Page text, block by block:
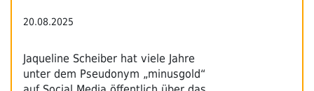
20.08.2025
Jaqueline Scheiber hat viele Jahre
unter dem Pseudonym „minusgold“